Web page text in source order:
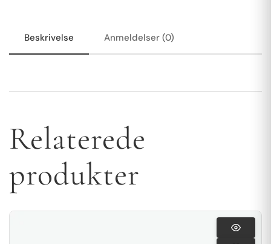
Beskrivelse Anmeldelser (0)
Relaterede
produkter